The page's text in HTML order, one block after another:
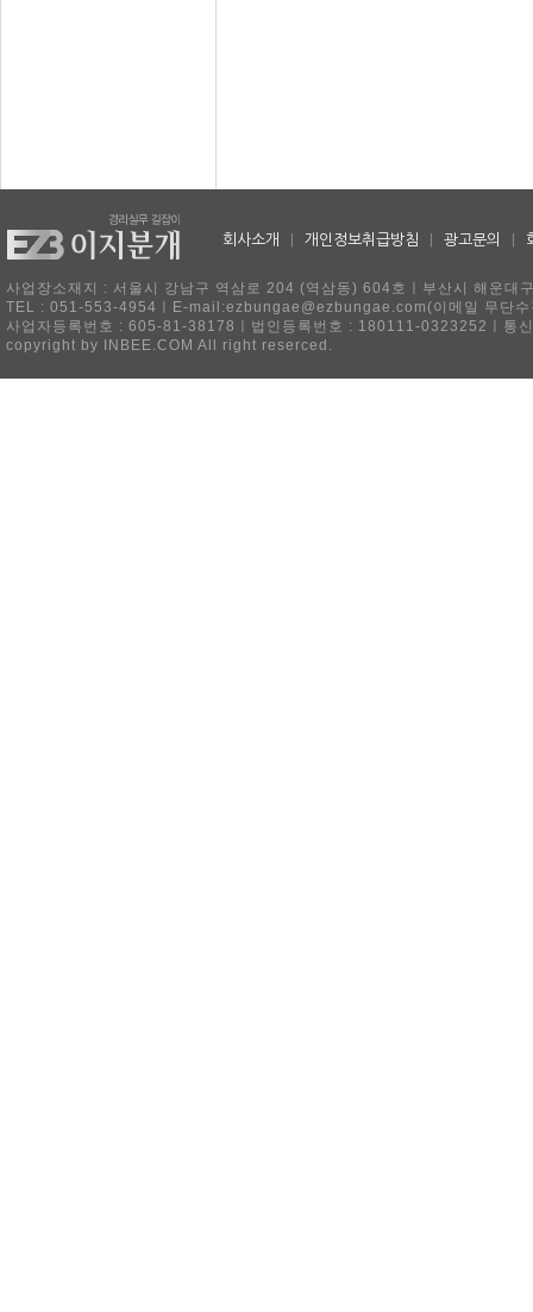
회사소개 개인정보취급방침 광고문의
사업장소재지 : 서울시 강남구 역삼로 204 (역삼동) 604호ㅣ부산시 해운
TEL : 051-553-4954ㅣE-mail:ezbungae@ezbungae.com(이메일 무단수
사업자등록번호 : 605-81-38178ㅣ법인등록번호 : 180111-0323252ㅣ통
copyright by INBEE.COM All right reserced.